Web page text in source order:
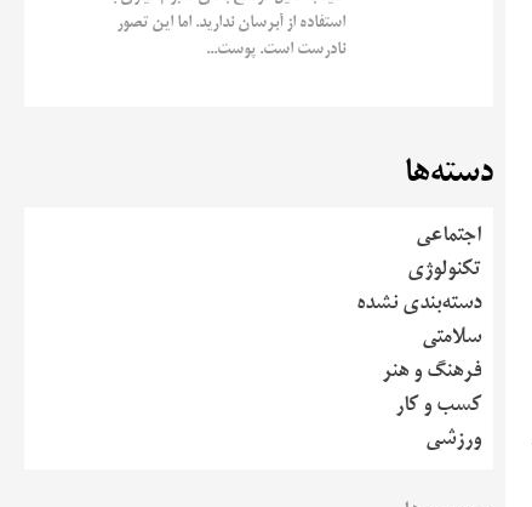
استفاده از آبرسان ندارید. اما این تصور
نادرست است. پوست...
دسته‌ها
اجتماعی
تکنولوژی
دسته‌بندی نشده
سلامتی
فرهنگ و هنر
کسب و کار
ورزشی